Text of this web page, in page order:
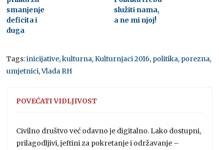
smanjenje
deficita i
duga
služiti nama,
a ne mi njoj!
Tags:inicijative,kulturna,Kulturnjaci 2016, politika, porezna,
umjetnici,Vlada RH
POVEĆATI VIDLJIVOST
Civilno društvo već odavno je digitalno. Lako dostupni,
prilagodljivi, jeftini za pokretanje i održavanje –